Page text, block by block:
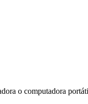
o computadora